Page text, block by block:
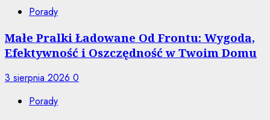
Porady
Małe Pralki Ładowane Od Frontu: Wygoda,
Efektywność i Oszczędność w Twoim Domu
3 sierpnia 2026 0
Porady